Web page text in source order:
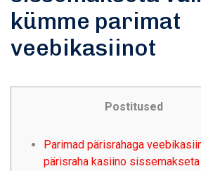
kümme parimat
veebikasiinot
Postitused
Parimad pärisrahaga
pärisraha kasiino sissemakseta